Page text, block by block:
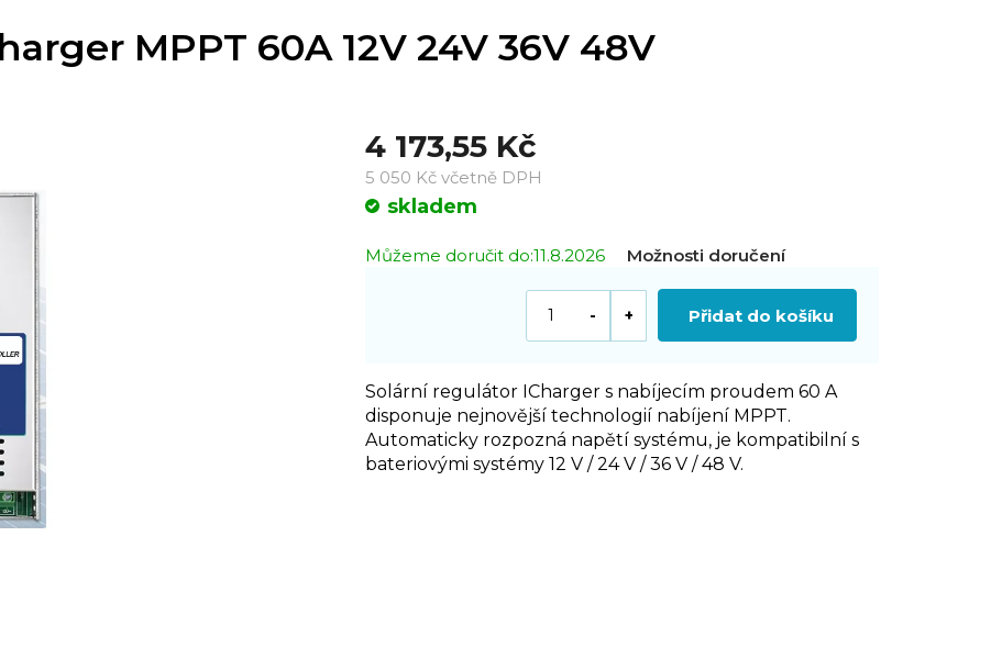
MPPT 60A 12V 24V 36V 48V
4 173,55 Kč
5 050 Kč včetně DPH
Měrná
skladem
Můžeme doručit do:11.8.2026 Možnosti doručení
Přidat do košíku
Solární regulátor ICharger s nabíjecím proudem 60 A
disponuje nejnovější technologií nabíjení MPPT.
Automaticky rozpozná napětí systému, je kompatibilní s
bateriovými systémy 12 V / 24 V / 36 V / 48 V.